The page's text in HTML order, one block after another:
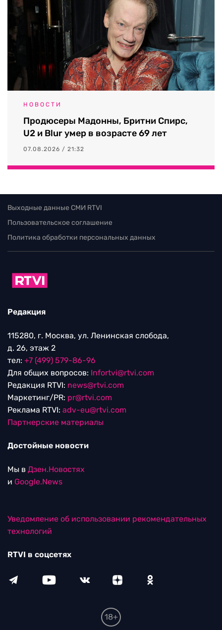
НОВОСТИ
Продюсеры Мадонны, Бритни Спирс,
U2 и Blur умер в возрасте 69 лет
07.08.2026 / 21:32
Выходные данные СМИ RTVI
Пользовательское соглашение
Политика обработки персональных данных
Редакция
115280, г. Москва, ул. Ленинская слобода,
д. 26, этаж 2
тел: +7 (499) 579-86-96
Для общих вопросов: Infortvi@rtvi.com
Редакция RTVI: news@rtvi.com
Маркетинг/PR: pr@rtvi.com
Реклама RTVI: adv-eu@rtvi.com
Партнерские материалы
Достойные новости
Мы в Дзен.Новостях
и Google.News
Уведомление об использовании рекомендательных
технологий
RTVI в соцсетях
18+